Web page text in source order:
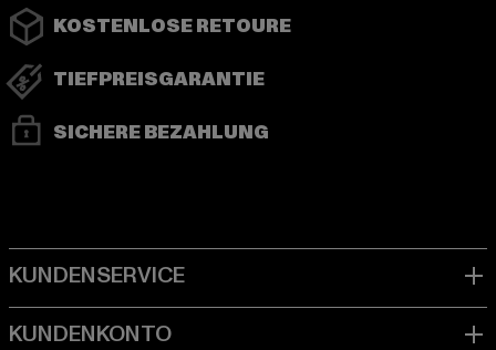
KOSTENLOSE RETOURE
TIEFPREISGARANTIE
SICHERE BEZAHLUNG